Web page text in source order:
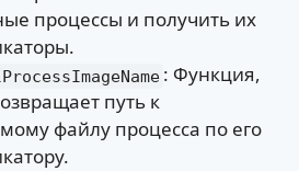
процессы и получить их
: Функция,
путь к
файлу процесса по его